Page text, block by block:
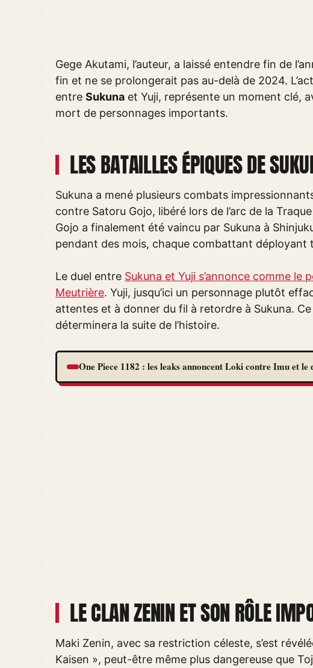
Gege Akutami, l’auteur, a laissé entendre fin de
fin et ne se prolongerait pas au-delà de 2024.
entre Sukuna et Yuji, représente un moment clé,
mort de personnages importants.
LES BATAILLES ÉPIQUES DE
Sukuna a mené plusieurs combats
contre Satoru Gojo, libéré lors de l’arc de la
Gojo a finalement été vaincu par Sukuna à
pendant des mois, chaque combattant déployant
Le duel entre Sukuna et Yuji s’annonce comme le
Meutrière. Yuji, jusqu’ici un personnage plutôt
attentes et à donner du fil à retordre à Sukuna.
déterminera la suite de l’histoire.
One Piece 1182 : les leaks annoncent Loki contre Imu et
LE CLAN ZENIN ET SON RÔLE
Maki Zenin, avec sa restriction céleste, s’est
Kaisen », peut-être même plus dangereuse que